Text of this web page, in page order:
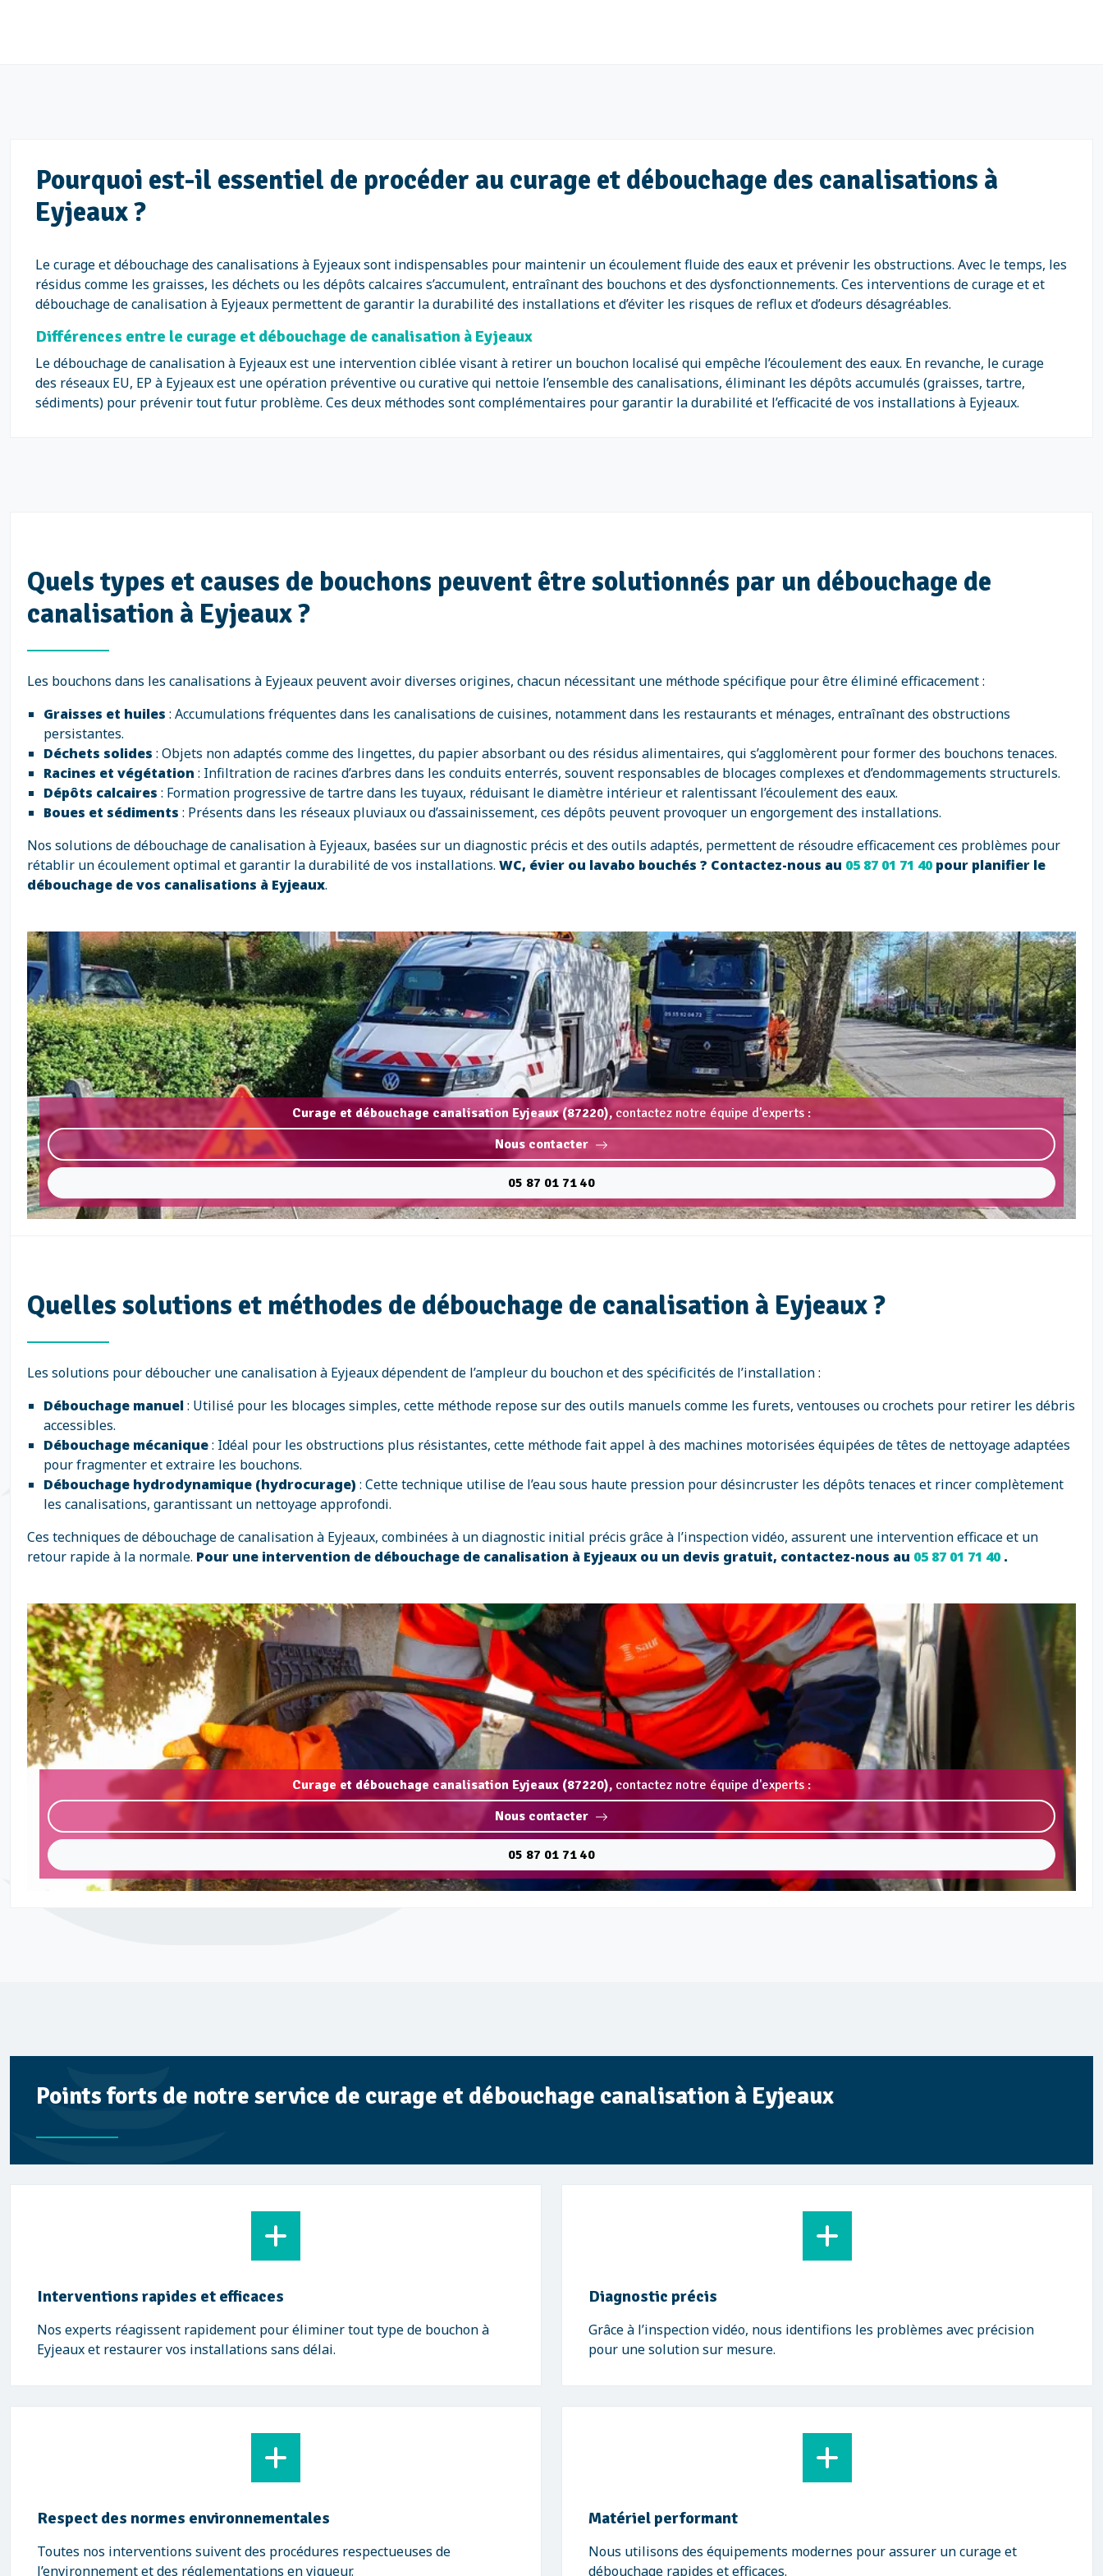
Pourquoi est-il essentiel de procéder au curage et débouchage des canalisations à
Eyjeaux ?
Le curage et débouchage des canalisations à Eyjeaux sont indispensables pour maintenir un écoulement fluide des eaux et prévenir les obstructions. Avec le temps, les
résidus comme les graisses, les déchets ou les dépôts calcaires s’accumulent, entraînant des bouchons et des dysfonctionnements. Ces interventions de curage et et
débouchage de canalisation à Eyjeaux permettent de garantir la durabilité des installations et d’éviter les risques de reflux et d’odeurs désagréables.
Différences entre le curage et débouchage de canalisation à Eyjeaux
Le débouchage de canalisation à Eyjeaux est une intervention ciblée visant à retirer un bouchon localisé qui empêche l’écoulement des eaux. En revanche, le curage
des réseaux EU, EP à Eyjeaux est une opération préventive ou curative qui nettoie l’ensemble des canalisations, éliminant les dépôts accumulés (graisses, tartre,
sédiments) pour prévenir tout futur problème. Ces deux méthodes sont complémentaires pour garantir la durabilité et l’efficacité de vos installations à Eyjeaux.
Quels types et causes de bouchons peuvent être solutionnés par un débouchage de
canalisation à Eyjeaux ?
Les bouchons dans les canalisations à Eyjeaux peuvent avoir diverses origines, chacun nécessitant une méthode spécifique pour être éliminé efficacement :
Graisses et huiles : Accumulations fréquentes dans les canalisations de cuisines, notamment dans les restaurants et ménages, entraînant des obstructions
persistantes.
Déchets solides : Objets non adaptés comme des lingettes, du papier absorbant ou des résidus alimentaires, qui s’agglomèrent pour former des bouchons tenaces.
Racines et végétation : Infiltration de racines d’arbres dans les conduits enterrés, souvent responsables de blocages complexes et d’endommagements structurels.
Dépôts calcaires : Formation progressive de tartre dans les tuyaux, réduisant le diamètre intérieur et ralentissant l’écoulement des eaux.
Boues et sédiments : Présents dans les réseaux pluviaux ou d’assainissement, ces dépôts peuvent provoquer un engorgement des installations.
Nos solutions de débouchage de canalisation à Eyjeaux, basées sur un diagnostic précis et des outils adaptés, permettent de résoudre efficacement ces problèmes pour
rétablir un écoulement optimal et garantir la durabilité de vos installations. WC, évier ou lavabo bouchés ? Contactez-nous au 05 87 01 71 40pour planifier le
débouchage de vos canalisations à Eyjeaux.
Curage et débouchage canalisation Eyjeaux (87220),contactez notre équipe d'experts :
Nous contacter
05 87 01 71 40
Quelles solutions et méthodes de débouchage de canalisation à Eyjeaux ?
Les solutions pour déboucher une canalisation à Eyjeaux dépendent de l’ampleur du bouchon et des spécificités de l’installation :
Débouchage manuel: Utilisé pour les blocages simples, cette méthode repose sur des outils manuels comme les furets, ventouses ou crochets pour retirer les débris
accessibles.
Débouchage mécanique: Idéal pour les obstructions plus résistantes, cette méthode fait appel à des machines motorisées équipées de têtes de nettoyage adaptées
pour fragmenter et extraire les bouchons.
Débouchage hydrodynamique (hydrocurage) : Cette technique utilise de l’eau sous haute pression pour désincruster les dépôts tenaces et rincer complètement
les canalisations, garantissant un nettoyage approfondi.
Ces techniques de débouchage de canalisation à Eyjeaux, combinées à un diagnostic initial précis grâce à l’inspection vidéo, assurent une intervention efficace et un
retour rapide à la normale. Pour une intervention de débouchage de canalisation à Eyjeaux ou un devis gratuit, contactez-nous au 05 87 01 71 40.
Curage et débouchage canalisation Eyjeaux (87220), contactez notre équipe d'experts :
Nous contacter
05 87 01 71 40
Points forts de notre service de curage et débouchage canalisation à Eyjeaux
Interventions rapides et efficaces
Nos experts réagissent rapidement pour éliminer tout type de bouchon à
Eyjeaux et restaurer vos installations sans délai.
Diagnostic précis
Grâce à l’inspection vidéo, nous identifions les problèmes avec précision
pour une solution sur mesure.
Respect des normes environnementales
Toutes nos interventions suivent des procédures respectueuses de
l’environnement et des réglementations en vigueur.
Matériel performant
Nous utilisons des équipements modernes pour assurer un curage et
débouchage rapides et efficaces.